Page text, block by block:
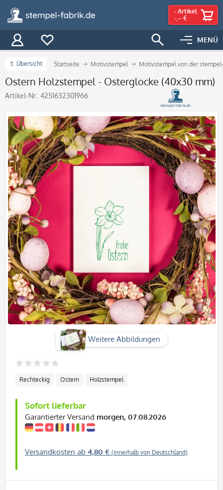
MENÜ
- Artikel
-,-- €
Übersicht Startseite Motivstempel Motivstempel von der
Ostern Holzstempel - Osterglocke (40x30 mm)
Artikel-Nr.: 4251632301966
Weitere Abbildungen
Rechteckig Ostern Holzstempel
Sofort lieferbar
Garantierter Versand morgen, 07.08.2026
Versandkosten ab 4,80 € (innerhalb von Deutschland)